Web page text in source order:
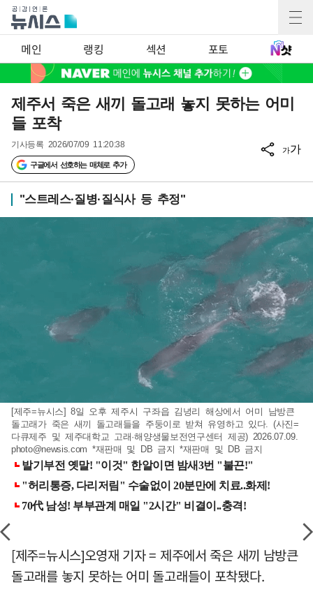
메인 랭킹 섹션 포토
제주서 죽은 새끼 돌고래 놓지 못하는 어미
들 포착
기사등록 2026/07/09 11:20:38
구글에서 선호하는 매체로 추가
가가
"스트레스·질병·질식사 등 추정"
[제주=뉴시스] 8일 오후 제주시 구좌읍 김녕리 해상에서 어미 남방큰
돌고래가 죽은 새끼 돌고래들을 주둥이로 받쳐 유영하고 있다. (사진=
다큐제주 및 제주대학교 고래·해양생물보전연구센터 제공) 2026.07.09.
photo@newsis.com *재판매 및 DB 금지 *재판매 및 DB 금지
[제주=뉴시스]오영재 기자 = 제주에서 죽은 새끼 남방큰
돌고래를 놓지 못하는 어미 돌고래들이 포착됐다.